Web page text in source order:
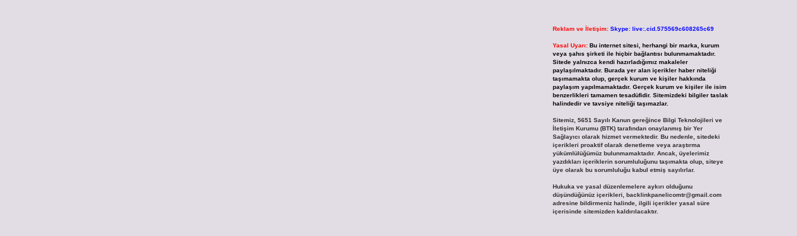
Reklam ve İletişim: Skype: live:.cid.575569c608265c69
Yasal Uyarı: Bu internet sitesi, herhangi bir marka, kurum
veya şahıs şirketi ile hiçbir bağlantısı bulunmamaktadır.
Sitede yalnızca kendi hazırladığımız makaleler
paylaşılmaktadır. Burada yer alan içerikler haber niteliği
taşımamakta olup, gerçek kurum ve kişiler hakkında
paylaşım yapılmamaktadır. Gerçek kurum ve kişiler ile isim
benzerlikleri tamamen tesadüfidir. Sitemizdeki bilgiler taslak
halindedir ve tavsiye niteliği taşımazlar.
Sitemiz, 5651 Sayılı Kanun gereğince Bilgi Teknolojileri ve
İletişim Kurumu (BTK) tarafından onaylanmış bir Yer
Sağlayıcı olarak hizmet vermektedir. Bu nedenle, sitedeki
içerikleri proaktif olarak denetleme veya araştırma
yükümlülüğümüz bulunmamaktadır. Ancak, üyelerimiz
yazdıkları içeriklerin sorumluluğunu taşımakta olup, siteye
üye olarak bu sorumluluğu kabul etmiş sayılırlar.
Hukuka ve yasal düzenlemelere aykırı olduğunu
düşündüğünüz içerikleri, backlinkpanelicomtr@gmail.com
adresine bildirmeniz halinde, ilgili içerikler yasal süre
içerisinde sitemizden kaldırılacaktır.